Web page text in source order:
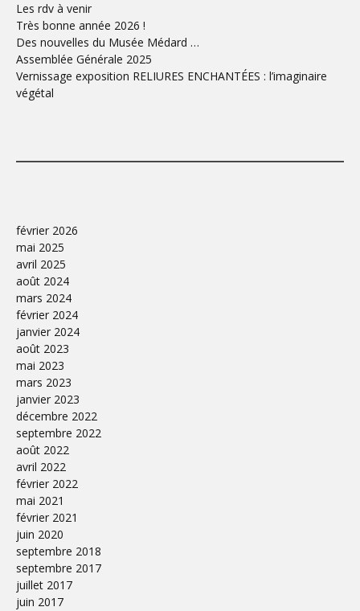
Les rdv à venir
Très bonne année 2026 !
Des nouvelles du Musée Médard …
Assemblée Générale 2025
Vernissage exposition RELIURES ENCHANTÉES : l’imaginaire
végétal
février 2026
mai 2025
avril 2025
août 2024
mars 2024
février 2024
janvier 2024
août 2023
mai 2023
mars 2023
janvier 2023
décembre 2022
septembre 2022
août 2022
avril 2022
février 2022
mai 2021
février 2021
juin 2020
septembre 2018
septembre 2017
juillet 2017
juin 2017